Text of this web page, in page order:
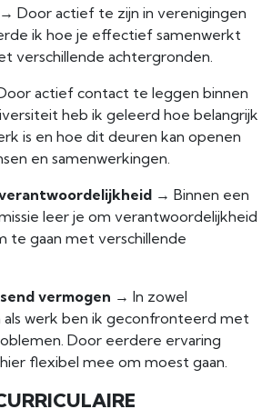
→ Door actief te zijn in verenigingen
ik hoe je effectief samenwerkt
verschillende achtergronden.
actief contact te leggen binnen
heb ik geleerd hoe belangrijk
is en hoe dit deuren kan openen
en samenwerkingen.
→ Binnen een
leer je om verantwoordelijkheid
te gaan met verschillende
vermogen → In zowel
werk ben ik geconfronteerd met
Door eerdere ervaring
flexibel mee om moest gaan.